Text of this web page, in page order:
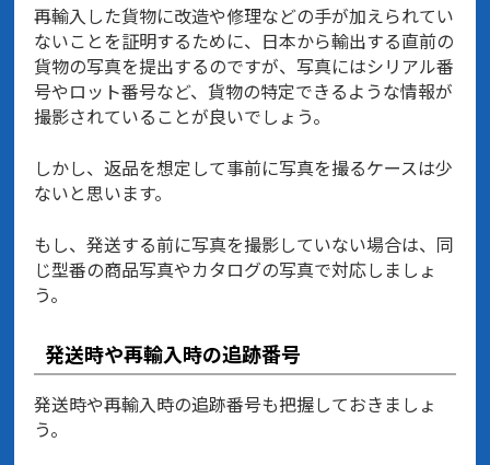
再輸入した貨物に改造や修理などの手が加えられてい
ないことを証明するために、日本から輸出する直前の
貨物の写真を提出するのですが、写真にはシリアル番
号やロット番号など、貨物の特定できるような情報が
撮影されていることが良いでしょう。
しかし、返品を想定して事前に写真を撮るケースは少
ないと思います。
もし、発送する前に写真を撮影していない場合は、同
じ型番の商品写真やカタログの写真で対応しましょ
う。
発送時や再輸入時の追跡番号
発送時や再輸入時の追跡番号も把握しておきましょ
う。